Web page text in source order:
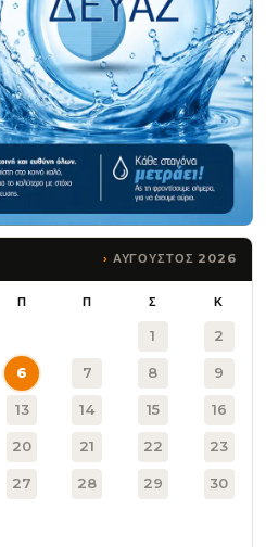
ΑΥΓΟΥΣΤΟΣ 2026
Π Π Σ Κ
1 2
6 7 8 9
13 14 15 16
20 21 22 23
27 28 29 30